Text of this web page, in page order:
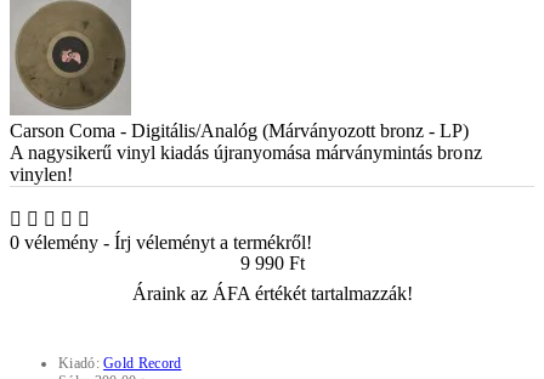
Carson Coma - Digitális/Analóg (Márványozott bronz - LP)
A nagysikerű vinyl kiadás újranyomása márványmintás bronz
vinylen!
0 vélemény - Írj véleményt a termékről!
9 990 Ft
Áraink az ÁFA értékét tartalmazzák!
Kiadó:Gold Record